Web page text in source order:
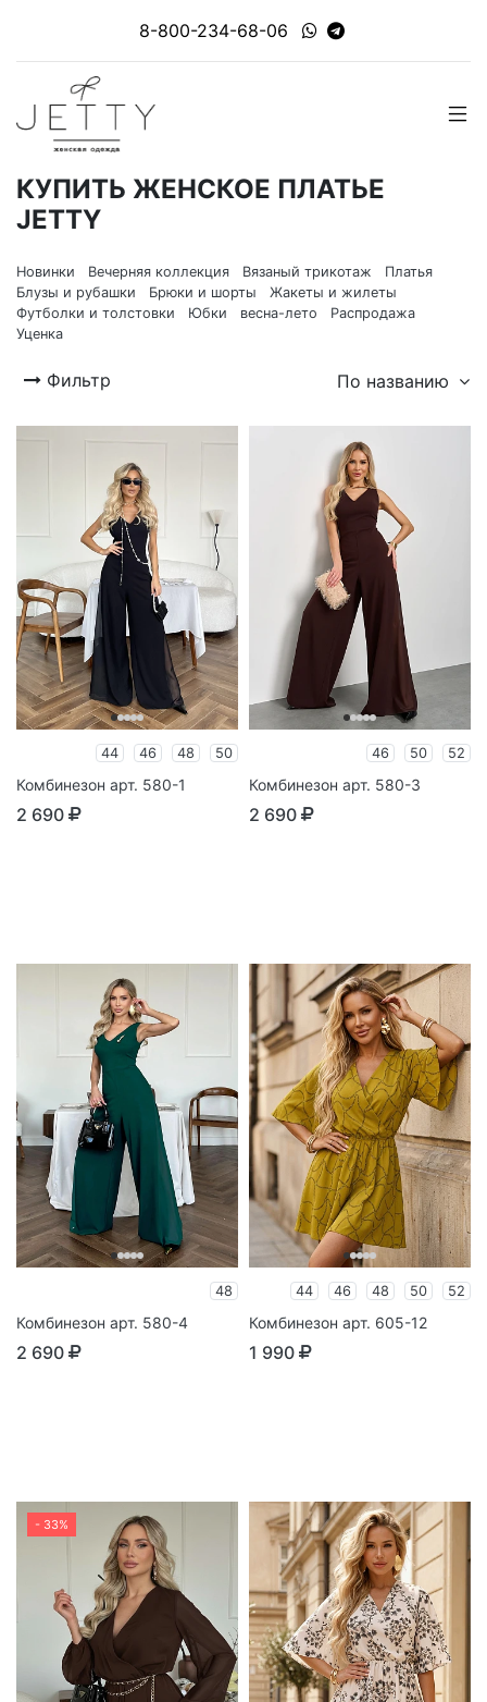
8-800-234-68-06
КУПИТЬ ЖЕНСКОЕ ПЛАТЬЕ
JETTY
Новинки Вечерняя коллекция Вязаный трикотаж
Платья
Блузы и рубашки
Брюки и шорты
Жакеты и жилеты
Футболки и толстовки
Юбки весна-лето
Распродажа
Уценка
Фильтр По названию
44 46 48 50
Комбинезон арт. 580-1
2 690
46 50 52
Комбинезон арт. 580-3
2 690
48
Комбинезон арт. 580-4
2 690
44 46 48 50 52
Комбинезон арт. 605-12
1 990
- 33%